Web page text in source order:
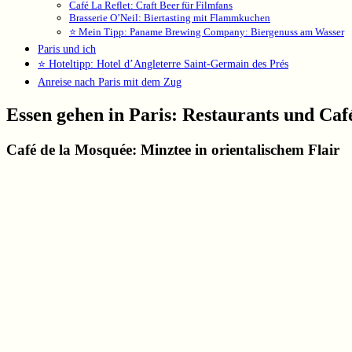
Café La Reflet: Craft Beer für Filmfans
Brasserie O’Neil: Biertasting mit Flammkuchen
⭐ Mein Tipp: Paname Brewing Company: Biergenuss am Wasser
Paris und ich
⭐ Hoteltipp: Hotel d’Angleterre Saint-Germain des Prés
Anreise nach Paris mit dem Zug
Essen gehen in Paris: Restaurants und
Café de la Mosquée: Minztee in orientalischem Flair